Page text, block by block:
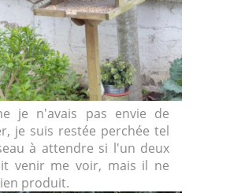
je n'avais pas envie de
je suis restée perchée tel
à attendre si l'un deux
venir me voir, mais il ne
produit.